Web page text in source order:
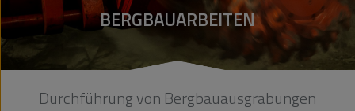
BERGBAUARBEITEN
Durchführung von Bergbauausgrabungen